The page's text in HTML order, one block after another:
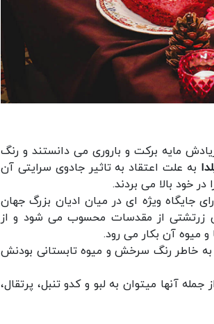
مایه برکت و باروری می دانستند و رنگ
به علت اعتقاد به تاثیر جادوی سرایتی آن
خود بالا می بردند.
جایگاه ویژه ای در میان ادیان بزرگ جهان
زرتشتی از مقدسات محسوب می شود و از
میوه آن بکار می رود.
خاطر رنگ سرخش و میوه تابستانی بودنش
آنها میتوان به لبو و کدو تنبل، پرتقال،